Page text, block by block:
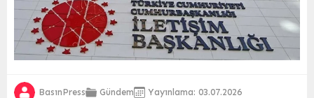
BasınPress Gündem Yayınlama: 03.07.2026